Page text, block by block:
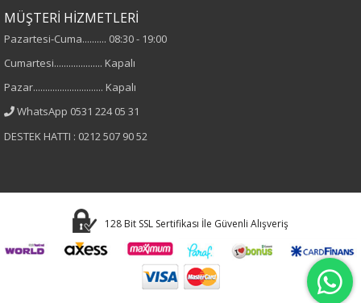
%5 Elastan
Kadın
MÜŞTERİ HİZMETLERİ
Pazartesi-Cuma.......... 08:30 - 19:00
Cumartesi.................... Kapalı
Pazar............................. Kapalı
WhatsApp 0531 224 05 31
DESTEK HATTI : 0212 507 90 52
128 Bit SSL Sertifikası İle Güvenli Alışveriş